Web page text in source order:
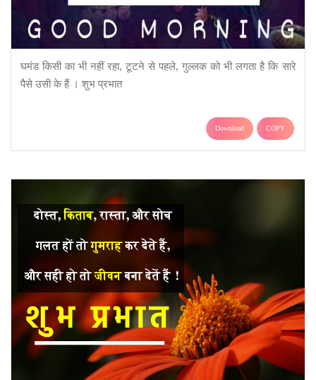
घमंड किसी का भी नहीं रहा, टूटने से पहले, गुल्लक को भी लगता है कि सारे
पैसे उसी के हैं । शुभ प्रभात
Download COPY